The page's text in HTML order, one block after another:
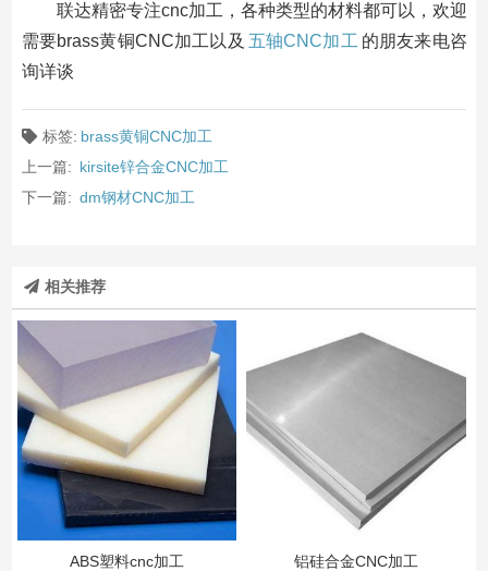
联达精密专注cnc加工，各种类型的材料都可以，欢迎
需要brass黄铜CNC加工以及 五轴CNC加工 的朋友来电咨
询详谈
标签: brass黄铜CNC加工
上一篇: kirsite锌合金CNC加工
下一篇: dm钢材CNC加工
相关推荐
ABS塑料cnc加工 铝硅合金CNC加工